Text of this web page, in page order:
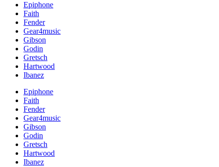
Epiphone
Faith
Fender
Gear4music
Gibson
Godin
Gretsch
Hartwood
Ibanez
Epiphone
Faith
Fender
Gear4music
Gibson
Godin
Gretsch
Hartwood
Ibanez